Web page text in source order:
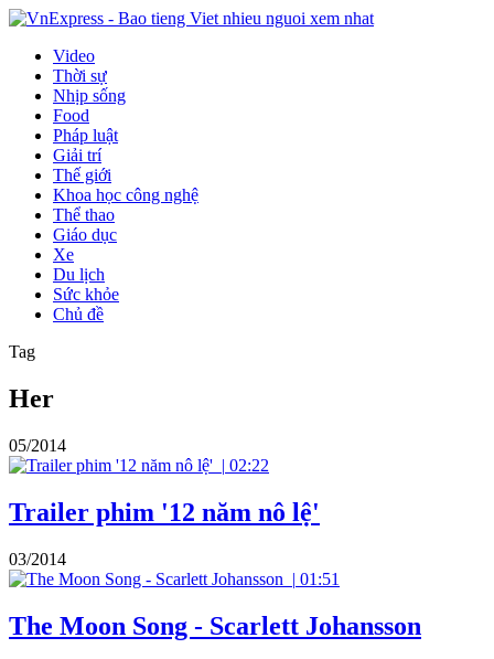
Video
Thời sự
Nhịp sống
Food
Pháp luật
Giải trí
Thế giới
Khoa học công nghệ
Thể thao
Giáo dục
Xe
Du lịch
Sức khỏe
Chủ đề
Tag
Her
05/2014
| 02:22
Trailer phim '12 năm nô lệ'
03/2014
| 01:51
The Moon Song - Scarlett Johansson